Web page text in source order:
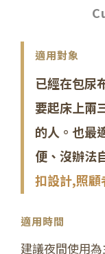
適用對象
已經在包尿
要起床上兩
的人。也最
便、沒辦法
扣設計,照顧
適用時間
建議夜間使用